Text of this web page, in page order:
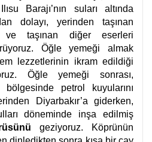
Barajı’nın suları altında
dolayı, yerinden taşınan
ve taşınan diğer eserleri
Öğle yemeği almak
lezzetlerinin ikram edildiği
Öğle yemeği sonrası,
petrol kuyularını
Diyarbakır’a giderken,
döneminde inşa edilmiş
geziyoruz.
Köprünün